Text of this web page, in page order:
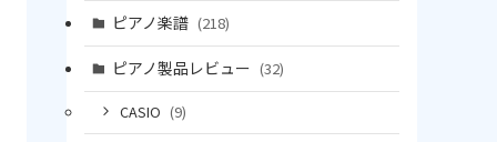
ピアノ楽譜 (218)
ピアノ製品レビュー (32)
CASIO (9)